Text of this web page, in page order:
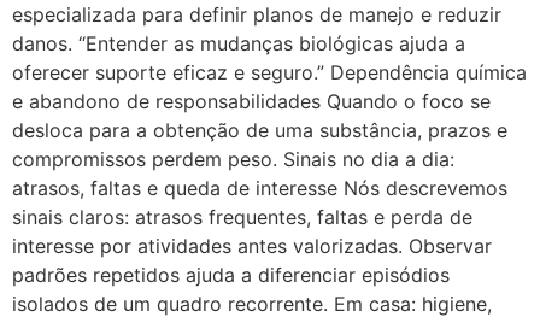
especializada para definir planos de manejo e reduzir
danos. “Entender as mudanças biológicas ajuda a
oferecer suporte eficaz e seguro.” Dependência química
e abandono de responsabilidades Quando o foco se
desloca para a obtenção de uma substância, prazos e
compromissos perdem peso. Sinais no dia a dia:
atrasos, faltas e queda de interesse Nós descrevemos
sinais claros: atrasos frequentes, faltas e perda de
interesse por atividades antes valorizadas. Observar
padrões repetidos ajuda a diferenciar episódios
isolados de um quadro recorrente. Em casa: higiene,